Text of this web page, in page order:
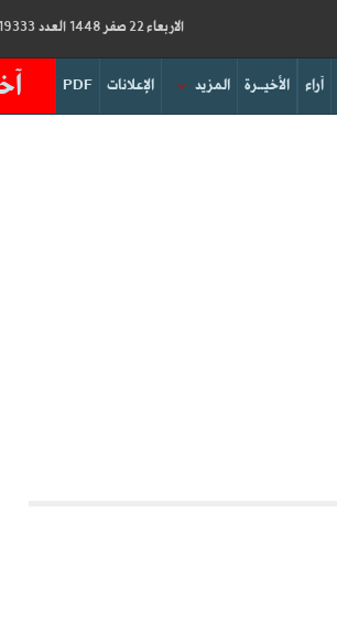
الاربعاء 22 صفر 1448 العدد 19333
PDF الإعلانات المزيد الأخيــرة آراء